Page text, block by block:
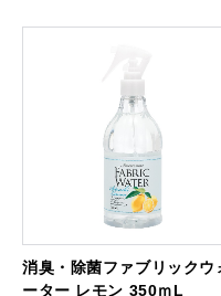
消臭・除菌ファブリックウ
ーター レモン 350ｍL